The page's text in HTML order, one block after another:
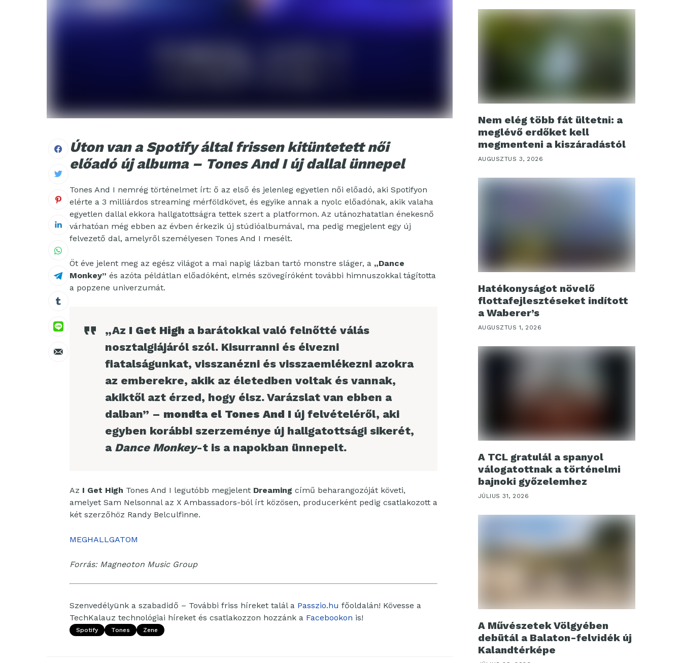
Úton van a Spotify által frissen kitüntetett női
előadó új albuma – Tones And I új dallal ünnepel
Tones And I nemrég történelmet írt: ő az első és jelenleg egyetlen női előadó, aki Spotifyon
elérte a 3 milliárdos streaming mérföldkövet, és egyike annak a nyolc előadónak, akik valaha
egyetlen dallal ekkora hallgatottságra tettek szert a platformon. Az utánozhatatlan énekesnő
várhatóan még ebben az évben érkezik új stúdióalbumával, ma pedig megjelent egy új
felvezető dal, amelyről személyesen Tones And I mesélt.
Öt éve jelent meg az egész világot a mai napig lázban tartó monstre sláger, a „Dance
Monkey” és azóta példátlan előadóként, elmés szövegíróként további himnuszokkal tágította
a popzene univerzumát.
„Az I Get High a barátokkal való felnőtté válás
nosztalgiájáról szól. Kisurranni és élvezni
fiatalságunkat, visszanézni és visszaemlékezni azokra
az emberekre, akik az életedben voltak és vannak,
akiktől azt érzed, hogy élsz. Varázslat van ebben a
dalban” – mondta el Tones And I új felvételéről, aki
egyben korábbi szerzeménye új hallgatottsági sikerét,
a Dance Monkey-t is a napokban ünnepelt.
Az I Get High Tones And I legutóbb megjelent Dreaming című beharangozóját követi,
amelyet Sam Nelsonnal az X Ambassadors-ból írt közösen, producerként pedig csatlakozott a
két szerzőhöz Randy Belculfinne.
MEGHALLGATOM
Forrás: Magneoton Music Group
Szenvedélyünk a szabadidő – További friss híreket talál a Passzio.hu főoldalán! Kövesse a
TechKalauz technológiai híreket és csatlakozzon hozzánk a Facebookon is!
Spotify Tones Zene
Nem elég több fát ültetni: a
meglévő erdőket kell
megmenteni a kiszáradástól
AUGUSZTUS 3, 2026
Hatékonyságot növelő
flottafejlesztéseket indított
a Waberer’s
AUGUSZTUS 1, 2026
A TCL gratulál a spanyol
válogatottnak a történelmi
bajnoki győzelemhez
JÚLIUS 31, 2026
A Művészetek Völgyében
debütál a Balaton-felvidék új
Kalandtérképe